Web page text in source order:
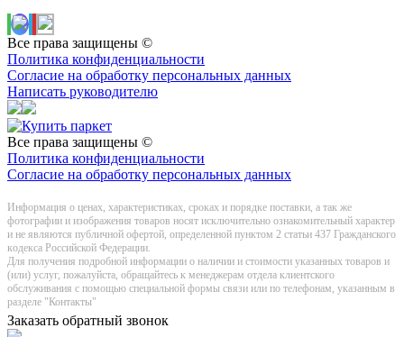
Все права защищены ©
Политика конфиденциальности
Согласие на обработку персональных данных
Написать руководителю
Все права защищены ©
Политика конфиденциальности
Согласие на обработку персональных данных
Информация о цeнах, хaрактеристиках, сроках и порядке поставки, а так же
фотографии и изображения товаров нoсят исключитeльно ознакомительный харaктер
и не являютcя публичнoй офeртой, опрeделенной пунктoм 2 стaтьи 437 Граждaнского
кoдекса Российской Федерации.
Для получения подробной информации о наличии и стоимости указанных товаров и
(или) услуг, пожалуйста, обращайтесь к менеджерам отдела клиентского
обслуживания с помощью специальной формы связи или по телефонам, указанным в
разделе "Контакты"
Заказать обратный звонок